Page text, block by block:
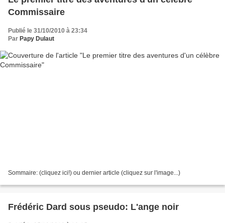
Commissaire
Publié le 31/10/2010 à 23:34
Par Papy Dulaut
Sommaire: (cliquez ici!) ou dernier article (cliquez sur l'image...)
Frédéric Dard sous pseudo: L'ange noir